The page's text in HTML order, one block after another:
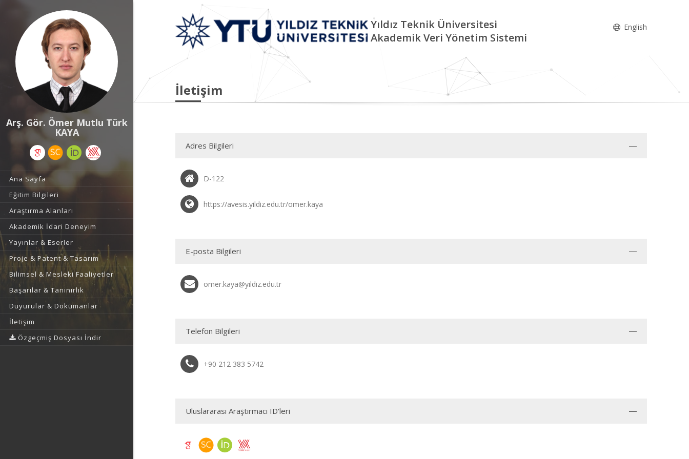
Arş. Gör. Ömer Mutlu Türk
KAYA
Ana Sayfa
Eğitim Bilgileri
Araştırma Alanları
Akademik İdari Deneyim
Yayınlar & Eserler
Proje & Patent & Tasarım
Bilimsel & Mesleki Faaliyetler
Başarılar & Tanınırlık
Duyurular & Dokümanlar
İletişim
Özgeçmiş Dosyası İndir
Yıldız Teknik Üniversitesi
Akademik Veri Yönetim Sistemi
English
İletişim
Adres Bilgileri
D-122
https://avesis.yildiz.edu.tr/omer.kaya
E-posta Bilgileri
omer.kaya@yildiz.edu.tr
Telefon Bilgileri
+90 212 383 5742
Uluslararası Araştırmacı ID'leri